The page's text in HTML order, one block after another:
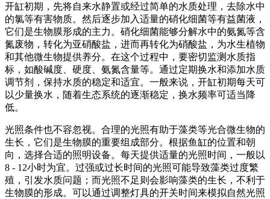
开缸初期，先将自来水静置或经过简单的水质处理，去除水中
的氯等有害物质。然后逐步加入适量的硝化细菌等有益菌液，
它们是生物膜形成的主力。硝化细菌能够分解水中的氨氮等含
氮废物，转化为亚硝酸盐，进而再转化为硝酸盐，为水生植物
和其他微生物提供养分。在这个过程中，要密切监测水质指
标，如酸碱度、硬度、氨氮含量等。通过定期换水和添加水质
调节剂，保持水质的稳定和适宜。一般来说，开缸初期每天可
以少量换水，随着生态系统的逐渐稳定，换水频率可适当降
低。
光照条件也不容忽视。合理的光照有助于藻类等光合微生物的
生长，它们是生物膜的重要组成部分。根据鱼缸的位置和朝
向，选择合适的照明设备。每天提供适量的光照时间，一般以
8 - 12小时为宜。过强或过长时间的光照可能导致藻类过度繁
殖，引发水质问题；而光照不足则会影响藻类的生长，不利于
生物膜的形成。可以通过调整灯具的开关时间来模拟自然光照